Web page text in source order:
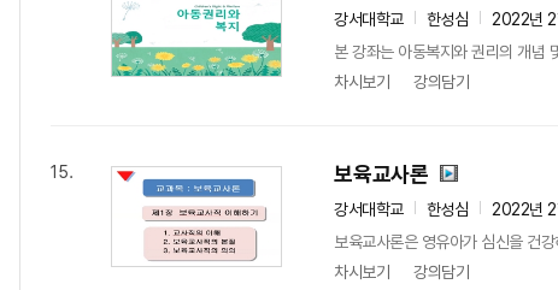
강서대학교 한성심
2022년 2
본 강좌는 아동복지와 권리의 개념
차시보기
강의담기
15. 보육교사론
강서대학교 한성심
2022년 2
보육교사론은 영유아가 심신을 건
차시보기
강의담기